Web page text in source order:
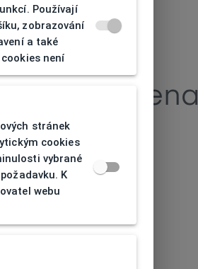
nenalezena
Používají
zobrazování
a také
není
stránek
cookies
vybrané
K
webu